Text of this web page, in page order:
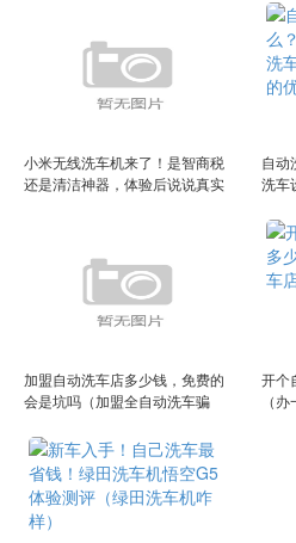
小米无线洗车机来了！是智商税
还是清洁神器，体验后说说真实
自动
洗车
加盟自动洗车店多少钱，免费的
会是坑吗（加盟全自动洗车骗
开个
（